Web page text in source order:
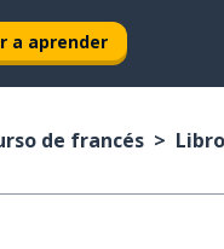
a aprender
de francés